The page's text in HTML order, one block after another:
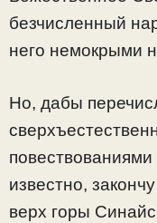
безчисленный
него немокрыми
Но, дабы
известно,
верх горы